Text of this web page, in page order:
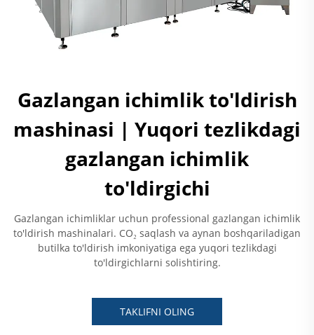
Gazlangan ichimlik to'ldirish
mashinasi | Yuqori tezlikdagi
gazlangan ichimlik
to'ldirgichi
Gazlangan ichimliklar uchun professional gazlangan ichimlik
to'ldirish mashinalari. CO₂ saqlash va aynan boshqariladigan
butilka to'ldirish imkoniyatiga ega yuqori tezlikdagi
to'ldirgichlarni solishtiring.
TAKLIFNI OLING